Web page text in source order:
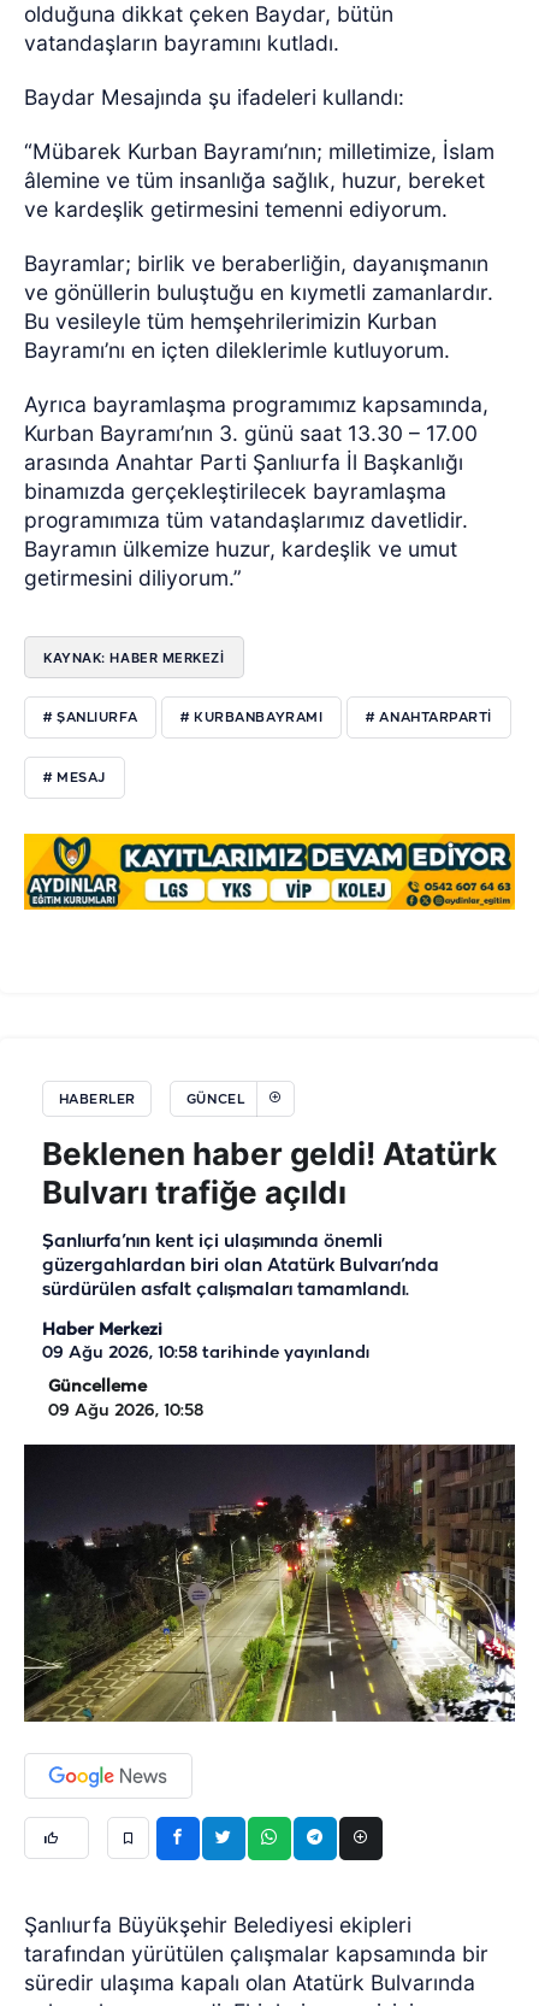
olduğuna dikkat çeken Baydar, bütün
vatandaşların bayramını kutladı.
Baydar Mesajında şu ifadeleri kullandı:
“Mübarek Kurban Bayramı’nın; milletimize, İslam
âlemine ve tüm insanlığa sağlık, huzur, bereket
ve kardeşlik getirmesini temenni ediyorum.
Bayramlar; birlik ve beraberliğin, dayanışmanın
ve gönüllerin buluştuğu en kıymetli zamanlardır.
Bu vesileyle tüm hemşehrilerimizin Kurban
Bayramı’nı en içten dileklerimle kutluyorum.
Ayrıca bayramlaşma programımız kapsamında,
Kurban Bayramı’nın 3. günü saat 13.30 – 17.00
arasında Anahtar Parti Şanlıurfa İl Başkanlığı
binamızda gerçekleştirilecek bayramlaşma
programımıza tüm vatandaşlarımız davetlidir.
Bayramın ülkemize huzur, kardeşlik ve umut
getirmesini diliyorum.”
KAYNAK: HABER MERKEZİ
# ŞANLIURFA # KURBANBAYRAMI # ANAHTARPARTI
# MESAJ
HABERLER GÜNCEL
Beklenen haber geldi! Atatürk
Bulvarı trafiğe açıldı
Şanlıurfa’nın kent içi ulaşımında önemli
güzergahlardan biri olan Atatürk Bulvarı’nda
sürdürülen asfalt çalışmaları tamamlandı.
Haber Merkezi
09 Ağu 2026, 10:58 tarihinde yayınlandı
Güncelleme
09 Ağu 2026, 10:58
Şanlıurfa Büyükşehir Belediyesi ekipleri
tarafından yürütülen çalışmalar kapsamında bir
süredir ulaşıma kapalı olan Atatürk Bulvarında